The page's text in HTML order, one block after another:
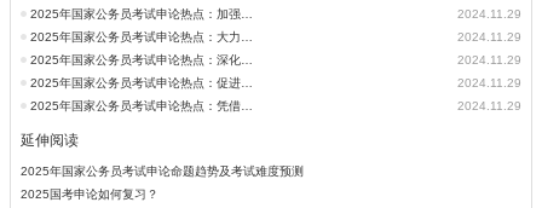
2025年国家公务员考试申论热点：加强旅游市场监管
2024.11.29
2025年国家公务员考试申论热点：大力发展新质力生产
2024.11.29
2025年国家公务员考试申论热点：深化诉源治理以促进多元共治
2024.11.29
2025年国家公务员考试申论热点：促进高质量充分就业
2024.11.29
2025年国家公务员考试申论热点：凭借绿色低碳为高质量发展领航
2024.11.29
延伸阅读
2025年国家公务员考试申论命题趋势及考试难度预测
2025国考申论如何复习？